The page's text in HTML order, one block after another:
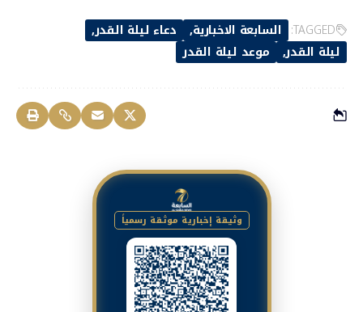
TAGGED: السابعة الاخبارية
دعاء ليلة القدر
ليلة القدر
موعد ليلة القدر
وثيقة إخبارية موثقة رسمياً